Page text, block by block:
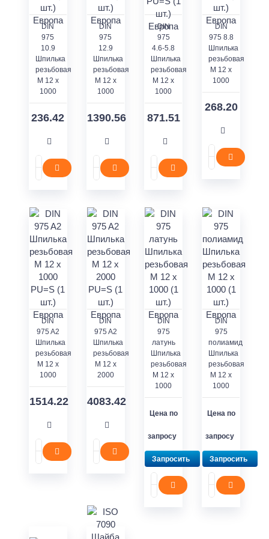
DIN
975
10.9
Шпилька
резьбовая
M 12 x
1000
236.42
DIN
975
12.9
Шпилька
резьбовая
M 12 x
1000
1390.56
DIN
975
4.6-5.8
Шпилька
резьбовая
M 12 x
1000
871.51
DIN
975 8.8
Шпилька
резьбовая
M 12 x
1000
268.20
DIN
975 A2
Шпилька
резьбовая
M 12 x
1000
1514.22
DIN
975 A2
Шпилька
резьбовая
M 12 x
2000
4083.42
DIN
975
латунь
Шпилька
резьбовая
M 12 x
1000
Цена по
запросу
Запросить
DIN
975
полиамид
Шпилька
резьбовая
M 12 x
1000
Цена по
запросу
Запросить